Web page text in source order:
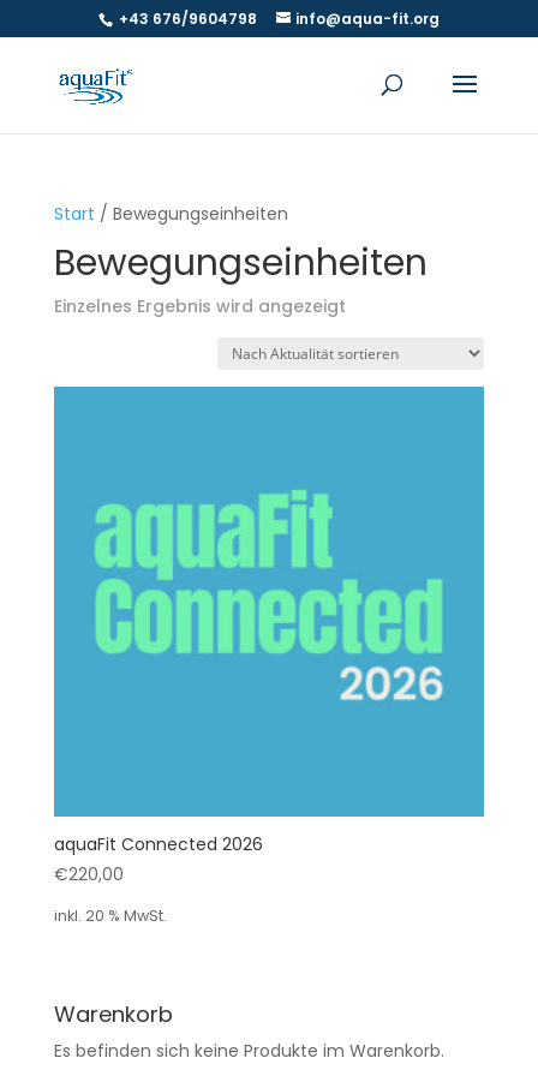
+43 676/9604798 info@aqua-fit.org
Start / Bewegungseinheiten
Bewegungseinheiten
Einzelnes Ergebnis wird angezeigt
aquaFit Connected 2026
€220,00
inkl. 20 % MwSt.
Warenkorb
Es befinden sich keine Produkte im Warenkorb.